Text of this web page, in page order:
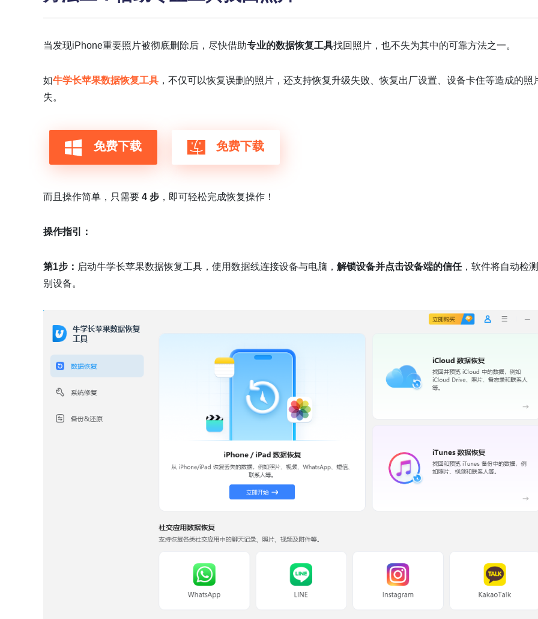
当发现iPhone重要照片被彻底删除后，尽快借助专业的数据恢复工具找回照片，也不失为其中的可靠方法之一。
如牛学长苹果数据恢复工具 ，不仅可以恢复误删的照片，还支持恢复升级失败、恢复出厂设置、设备卡住等造成的照
失。
免费下载 免费下载
而且操作简单，只需要 4 步 ，即可轻松完成恢复操作！
操作指引：
第1步： 启动牛学长苹果数据恢复工具，使用数据线连接设备与电脑， 解锁设备并点击设备端的信任，软件将自动检
别设备。